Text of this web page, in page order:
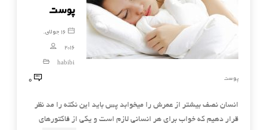
پوست
16 جولای,
2016
habibi
پوست
0
انسان نصف بیشتر از عمرش را میخوابد پس باید این نکته را مد نظر
قرار دهیم که خواب برای هر انسانی لازم است و یکی از فاکتورهای